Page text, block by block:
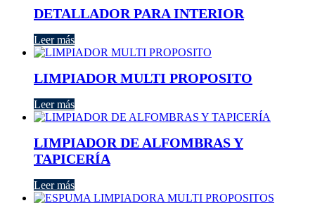
DETALLADOR PARA INTERIOR
Leer más
LIMPIADOR MULTI PROPOSITO
Leer más
LIMPIADOR DE ALFOMBRAS Y
TAPICERÍA
Leer más